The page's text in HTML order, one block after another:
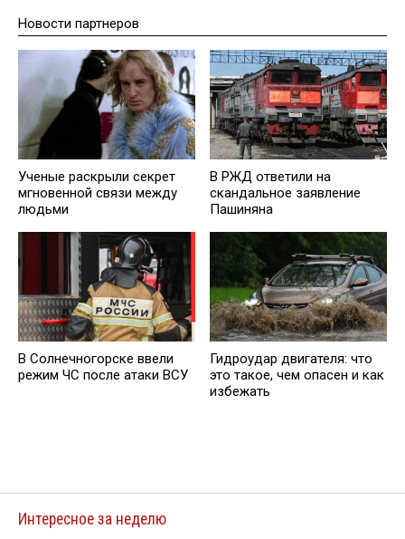
Новости партнеров
Ученые раскрыли секрет
мгновенной связи между
людьми
В РЖД ответили на
скандальное заявление
Пашиняна
В Солнечногорске ввели
режим ЧС после атаки ВСУ
Гидроудар двигателя: что
это такое, чем опасен и как
избежать
Интересное за неделю